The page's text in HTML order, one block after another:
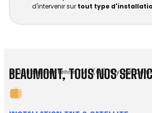
d'intervenir sur tout type
Installation antenne TV -(63) Puy-de-
BEAUMONT, TOUS NOS